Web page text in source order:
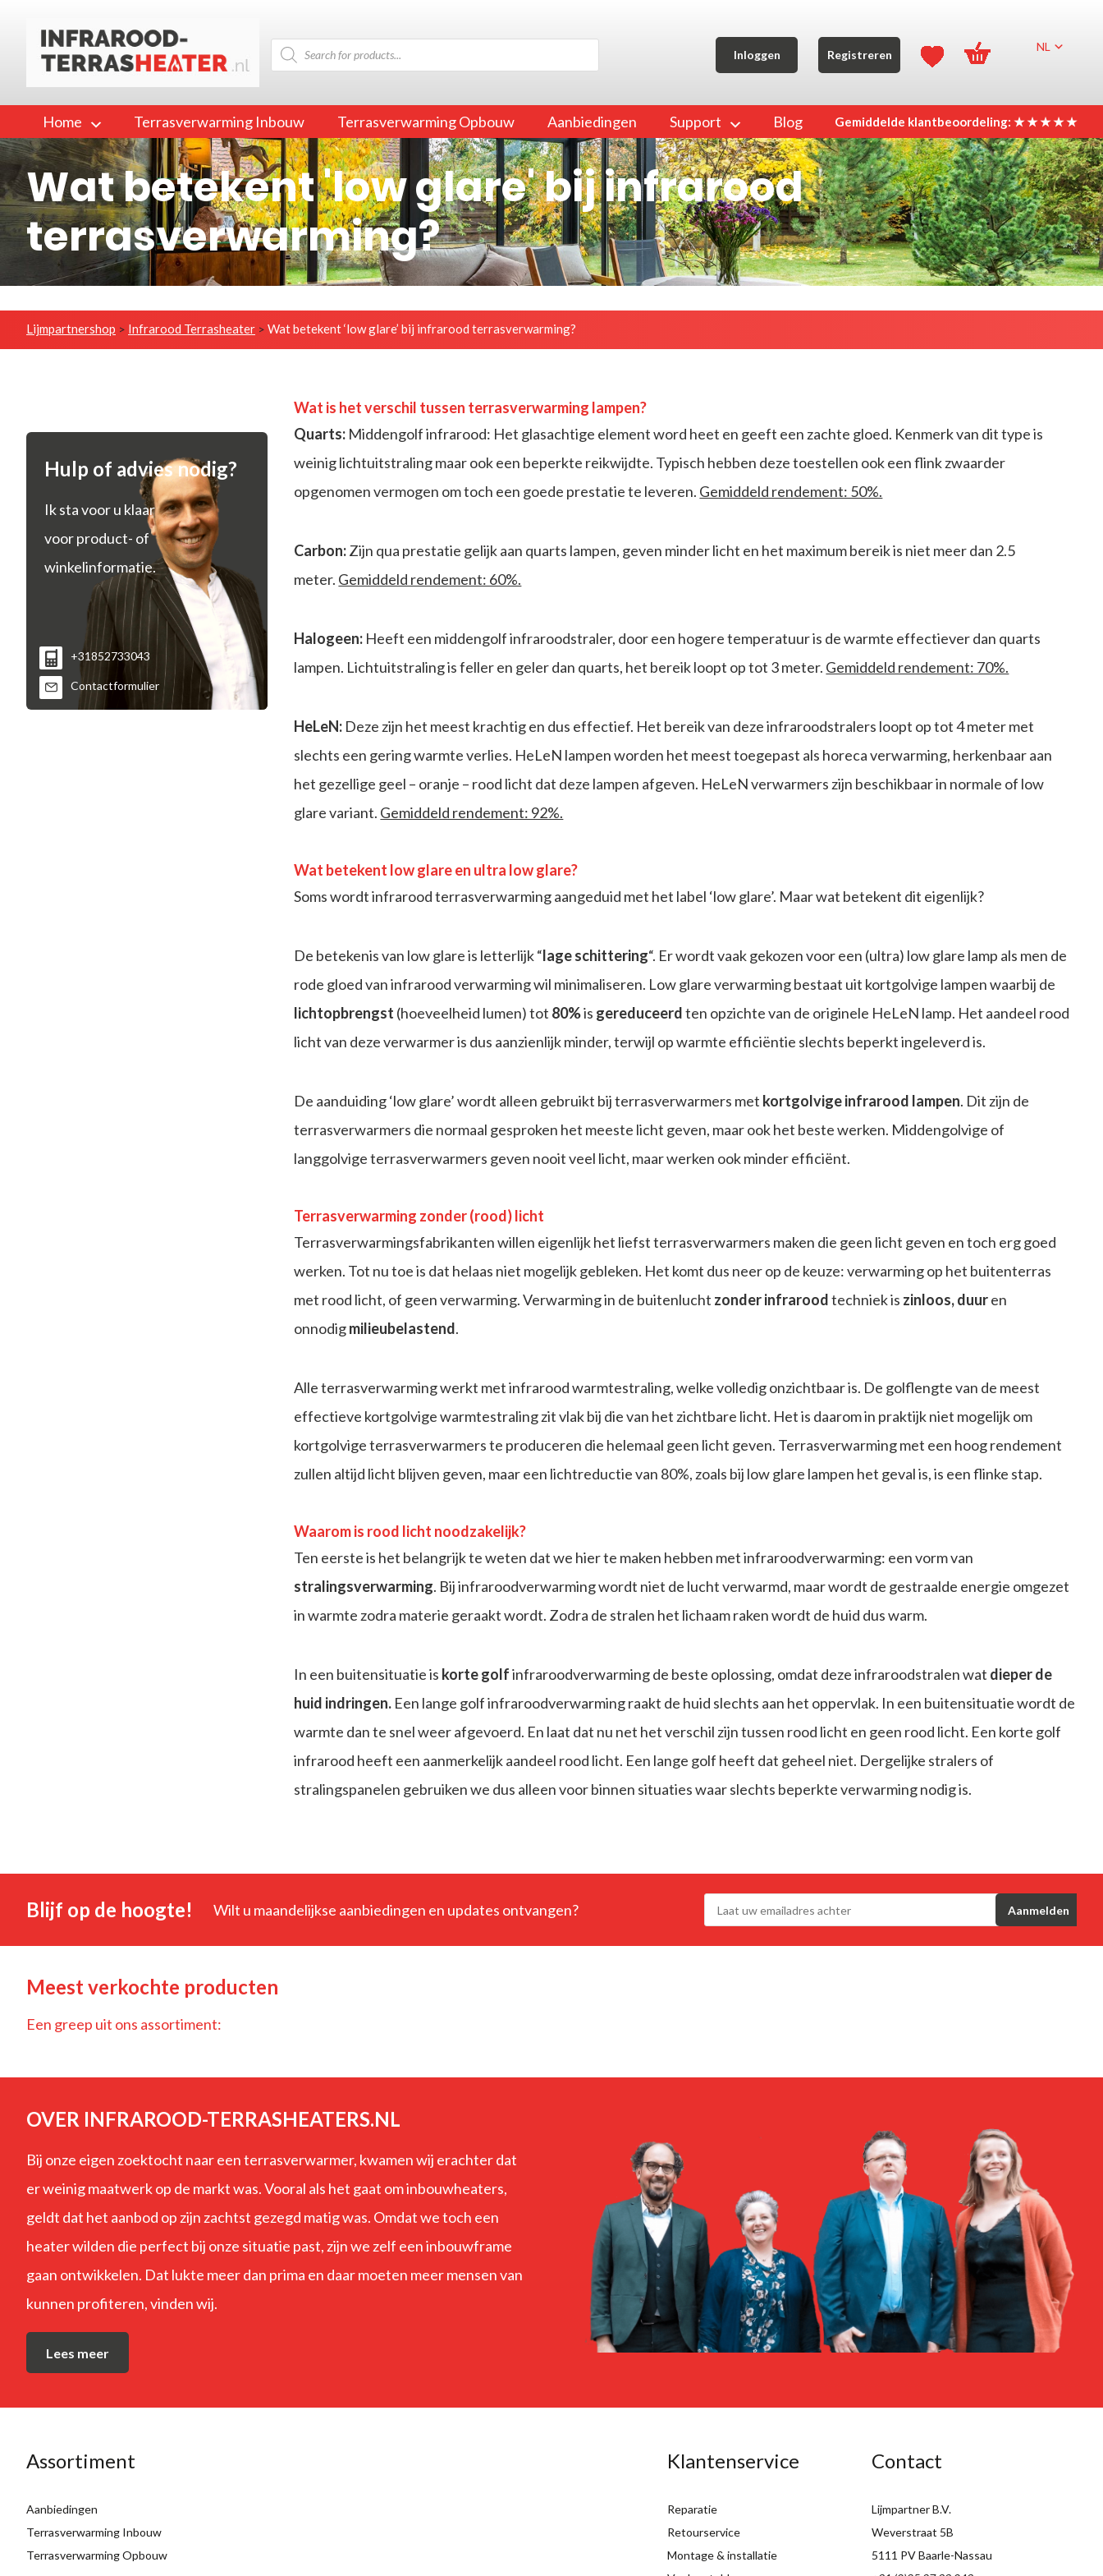
Producten
zoeken
Inloggen Registreren
NL
Home Terrasverwarming Inbouw Terrasverwarming Opbouw Aanbiedingen Support Blog Gemiddelde klantbeoordeling: ★ ★ ★ ★ ★
Wat betekent 'low glare' bij infrarood
terrasverwarming?
Lijmpartnershop > Infrarood Terrasheater > Wat betekent ‘low glare’ bij infrarood terrasverwarming?
Hulp of advies nodig?
Ik sta voor u klaar
voor product- of
winkelinformatie.
+31852733043
Contactformulier
Wat is het verschil tussen terrasverwarming lampen?
Quarts: Middengolf infrarood: Het glasachtige element word heet en geeft een zachte gloed. Kenmerk van dit type is
weinig lichtuitstraling maar ook een beperkte reikwijdte. Typisch hebben deze toestellen ook een flink zwaarder
opgenomen vermogen om toch een goede prestatie te leveren. Gemiddeld rendement: 50%.
Carbon:Zijn qua prestatie gelijk aan quarts lampen, geven minder licht en het maximum bereik is niet meer dan 2.5
meter. Gemiddeld rendement: 60%.
Halogeen: Heeft een middengolf infraroodstraler, door een hogere temperatuur is de warmte effectiever dan quarts
lampen. Lichtuitstraling is feller en geler dan quarts, het bereik loopt op tot 3 meter. Gemiddeld rendement: 70%.
HeLeN: Deze zijn het meest krachtig en dus effectief. Het bereik van deze infraroodstralers loopt op tot 4 meter met
slechts een gering warmte verlies. HeLeN lampen worden het meest toegepast als horeca verwarming, herkenbaar aan
het gezellige geel – oranje – rood licht dat deze lampen afgeven. HeLeN verwarmers zijn beschikbaar in normale of low
glare variant. Gemiddeld rendement: 92%.
Wat betekent low glare en ultra low glare?
Soms wordt infrarood terrasverwarming aangeduid met het label ‘low glare’. Maar wat betekent dit eigenlijk?
De betekenis van low glare is letterlijk “lage schittering“. Er wordt vaak gekozen voor een (ultra) low glare lamp als men de
rode gloed van infrarood verwarming wil minimaliseren. Low glare verwarming bestaat uit kortgolvige lampen waarbij de
lichtopbrengst (hoeveelheid lumen) tot 80%is gereduceerdten opzichte van de originele HeLeN lamp. Het aandeel rood
licht van deze verwarmer is dus aanzienlijk minder, terwijl op warmte efficiëntie slechts beperkt ingeleverd is.
De aanduiding ‘low glare’ wordt alleen gebruikt bij terrasverwarmers met kortgolvige infrarood lampen. Dit zijn de
terrasverwarmers die normaal gesproken het meeste licht geven, maar ook het beste werken. Middengolvige of
langgolvige terrasverwarmers geven nooit veel licht, maar werken ook minder efficiënt.
Terrasverwarming zonder (rood) licht
Terrasverwarmingsfabrikanten willen eigenlijk het liefst terrasverwarmers maken die geen licht geven en toch erg goed
werken. Tot nu toe is dat helaas niet mogelijk gebleken. Het komt dus neer op de keuze: verwarming op het buitenterras
met rood licht, of geen verwarming. Verwarming in de buitenlucht zonderinfraroodtechniek is zinloos, duuren
onnodigmilieubelastend.
Alle terrasverwarming werkt met infrarood warmtestraling, welke volledig onzichtbaar is. De golflengte van de meest
effectieve kortgolvige warmtestraling zit vlak bij die van het zichtbare licht. Het is daarom in praktijk niet mogelijk om
kortgolvige terrasverwarmers te produceren die helemaal geen licht geven. Terrasverwarming met een hoog rendement
zullen altijd licht blijven geven, maar een lichtreductie van 80%, zoals bij low glare lampen het geval is, is een flinke stap.
Waarom is rood licht noodzakelijk?
Ten eerste is het belangrijk te weten dat we hier te maken hebben met infraroodverwarming: een vorm van
stralingsverwarming. Bij infraroodverwarming wordt niet de lucht verwarmd, maar wordt de gestraalde energie omgezet
in warmte zodra materie geraakt wordt. Zodra de stralen het lichaam raken wordt de huid dus warm.
In een buitensituatie is korte golfinfraroodverwarming de beste oplossing, omdat deze infraroodstralen wat dieper de
huid indringen. Een lange golf infraroodverwarming raakt de huid slechts aan het oppervlak. In een buitensituatie wordt de
warmte dan te snel weer afgevoerd. En laat dat nu net het verschil zijn tussen rood licht en geen rood licht. Een korte golf
infrarood heeft een aanmerkelijk aandeel rood licht. Een lange golf heeft dat geheel niet. Dergelijke stralers of
stralingspanelen gebruiken we dus alleen voor binnen situaties waar slechts beperkte verwarming nodig is.
Blijf op de hoogte! Wilt u maandelijkse aanbiedingen en updates ontvangen?
Meest verkochte producten
Een greep uit ons assortiment:
OVER INFRAROOD-TERRASHEATERS.NL
Bij onze eigen zoektocht naar een terrasverwarmer, kwamen wij erachter dat
er weinig maatwerk op de markt was. Vooral als het gaat om inbouwheaters,
geldt dat het aanbod op zijn zachtst gezegd matig was. Omdat we toch een
heater wilden die perfect bij onze situatie past, zijn we zelf een inbouwframe
gaan ontwikkelen. Dat lukte meer dan prima en daar moeten meer mensen van
kunnen profiteren, vinden wij.
Lees meer
Assortiment
Aanbiedingen
Terrasverwarming Inbouw
Terrasverwarming Opbouw
Klantenservice
Reparatie
Retourservice
Montage & installatie
Contact
Lijmpartner B.V.
Weverstraat 5B
5111 PV Baarle-Nassau